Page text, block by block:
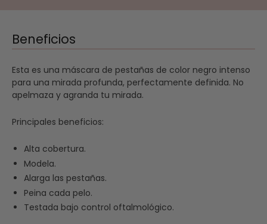
Beneficios
Esta es una máscara de pestañas de color negro intenso
para una mirada profunda, perfectamente definida. No
apelmaza y agranda tu mirada.
Principales beneficios:
Alta cobertura.
Modela.
Alarga las pestañas.
Peina cada pelo.
Testada bajo control oftalmológico.